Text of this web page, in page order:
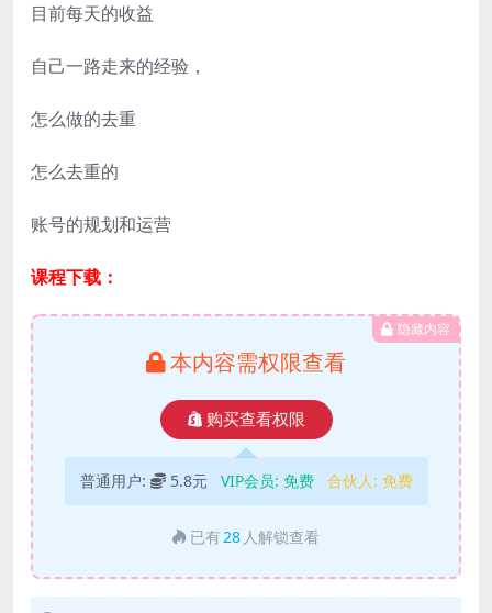
目前每天的收益
自己一路走来的经验，
怎么做的去重
怎么去重的
账号的规划和运营
课程下载：
隐藏内容
本内容需权限查看
购买查看权限
普通用户: 5.8元 VIP会员: 免费 合伙人: 免费
已有28 人解锁查看